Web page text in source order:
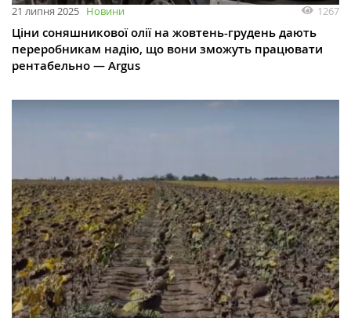
21 липня 2025 Новини 1267
Ціни соняшникової олії на жовтень-грудень дають
переробникам надію, що вони зможуть працювати
рентабельно — Argus